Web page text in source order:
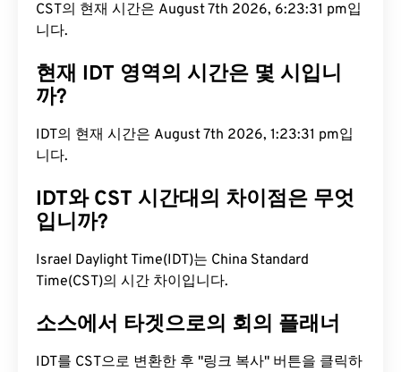
CST의 현재 시간은 August 7th 2026, 6:23:32 pm입
니다.
현재 IDT 영역의 시간은 몇 시입니
까?
IDT의 현재 시간은 August 7th 2026, 1:23:32 pm입
니다.
IDT와 CST 시간대의 차이점은 무엇
입니까?
Israel Daylight Time(IDT)는 China Standard
Time(CST)의 시간 차이입니다.
소스에서 타겟으로의 회의 플래너
IDT를 CST으로 변환한 후 "링크 복사" 버튼을 클릭하